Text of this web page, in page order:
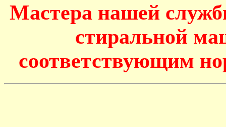
Мастера нашей
стиральной
соответствующим